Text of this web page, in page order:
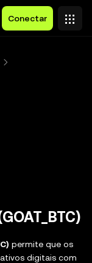
Conectar
permite que os
digitais com